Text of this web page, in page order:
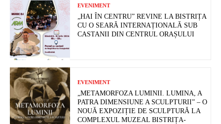
EVENIMENT
„HAI ÎN CENTRU” REVINE LA BISTRIȚA
CU O SEARĂ INTERNAȚIONALĂ SUB
CASTANII DIN CENTRUL ORAȘULUI
EVENIMENT
„METAMORFOZA LUMINII. LUMINA, A
PATRA DIMENSIUNE A SCULPTURII” – O
NOUĂ EXPOZIȚIE DE SCULPTURĂ LA
COMPLEXUL MUZEAL BISTRIȚA-